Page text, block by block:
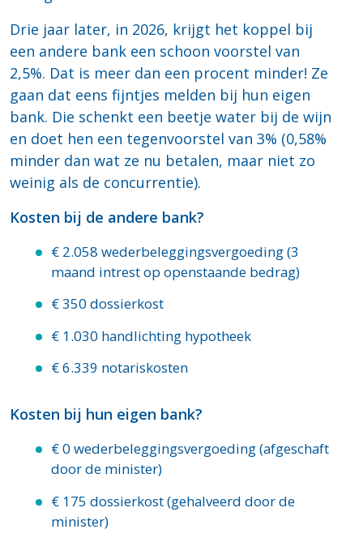
Drie jaar later, in 2026, krijgt het koppel bij
een andere bank een schoon voorstel van
2,5%. Dat is meer dan een procent minder! Ze
gaan dat eens fijntjes melden bij hun eigen
bank. Die schenkt een beetje water bij de wijn
en doet hen een tegenvoorstel van 3% (0,58%
minder dan wat ze nu betalen, maar niet zo
weinig als de concurrentie).
Kosten bij de andere bank?
€ 2.058 wederbeleggingsvergoeding (3
maand intrest op openstaande bedrag)
€ 350 dossierkost
€ 1.030 handlichting hypotheek
€ 6.339 notariskosten
Kosten bij hun eigen bank?
€ 0 wederbeleggingsvergoeding (afgeschaft
door de minister)
€ 175 dossierkost (gehalveerd door de
minister)